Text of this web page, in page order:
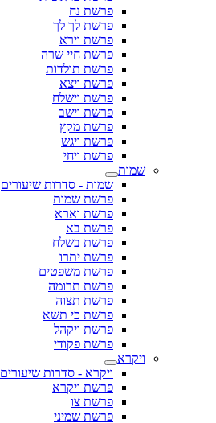
פרשת נח
פרשת לך לך
פרשת וירא
פרשת חיי שרה
פרשת תולדות
פרשת ויצא
פרשת וישלח
פרשת וישב
פרשת מקץ
פרשת ויגש
פרשת ויחי
שמות
שמות - סדרות שיעורים
פרשת שמות
פרשת וארא
פרשת בא
פרשת בשלח
פרשת יתרו
פרשת משפטים
פרשת תרומה
פרשת תצוה
פרשת כי תשא
פרשת ויקהל
פרשת פקודי
ויקרא
ויקרא - סדרות שיעורים
פרשת ויקרא
פרשת צו
פרשת שמיני